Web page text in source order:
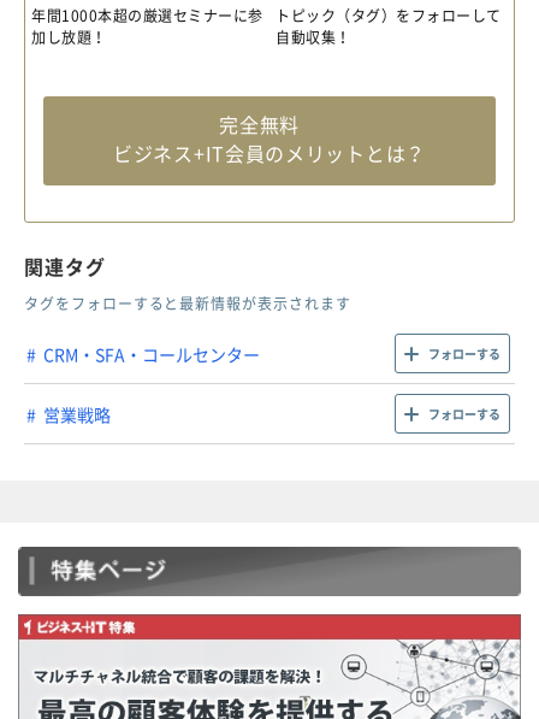
年間1000本超の厳選セミナーに参
加し放題！
トピック（タグ）をフォローして
自動収集！
完全無料
ビジネス+IT会員のメリットとは？
関連タグ
タグをフォローすると最新情報が表示されます
CRM・SFA・コールセンター フォローする
営業戦略 フォローする